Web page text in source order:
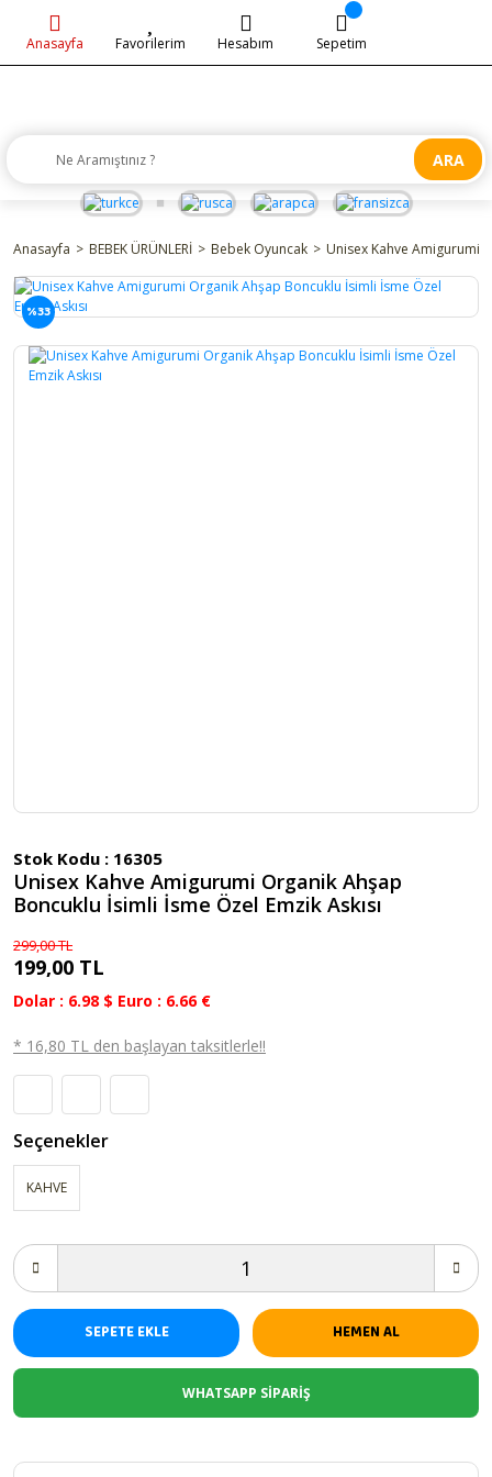
ARA
Anasayfa Favorilerim Hesabım Sepetim
Anasayfa BEBEK ÜRÜNLERİ Bebek Oyuncak Unisex Kahve Amigurumi
%33
Stok Kodu : 16305
Unisex Kahve Amigurumi Organik Ahşap
Boncuklu İsimli İsme Özel Emzik Askısı
299,00 TL
199,00 TL
Dolar : 6.98 $ Euro : 6.66 €
* 16,80 TL den başlayan taksitlerle!!
Seçenekler
KAHVE
SEPETE EKLE HEMEN AL
WHATSAPP SİPARİŞ